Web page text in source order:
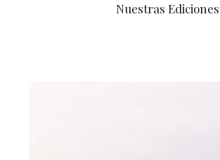
Nuestras Ediciones